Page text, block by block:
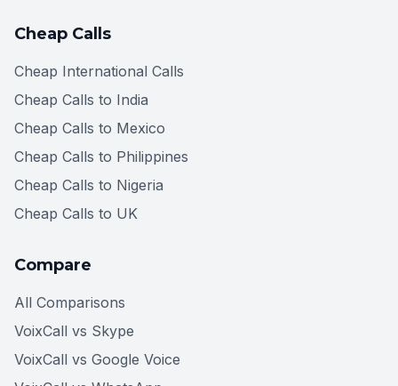
Cheap Calls
Cheap International Calls
Cheap Calls to India
Cheap Calls to Mexico
Cheap Calls to Philippines
Cheap Calls to Nigeria
Cheap Calls to UK
Compare
All Comparisons
VoixCall vs Skype
VoixCall vs Google Voice